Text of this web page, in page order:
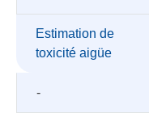
Estimation de
toxicité aigüe
-